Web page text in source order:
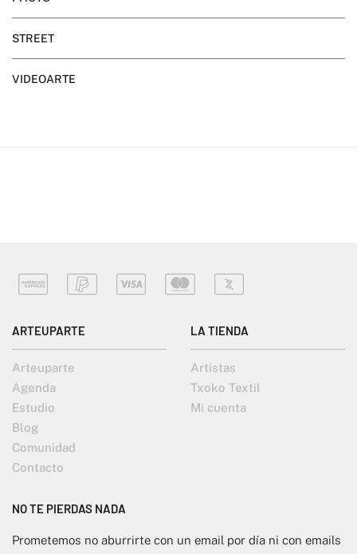
STREET
VIDEOARTE
ARTEUPARTE
Arteuparte
Agenda
Estudio
Blog
Comunidad
Contacto
LA TIENDA
Artistas
Txoko Textil
Mi cuenta
NO TE PIERDAS NADA
Prometemos no aburrirte con un email por día ni con emails